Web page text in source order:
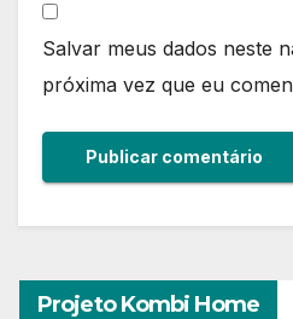
Salvar meus dados neste
próxima vez que eu
Projeto Kombi Home